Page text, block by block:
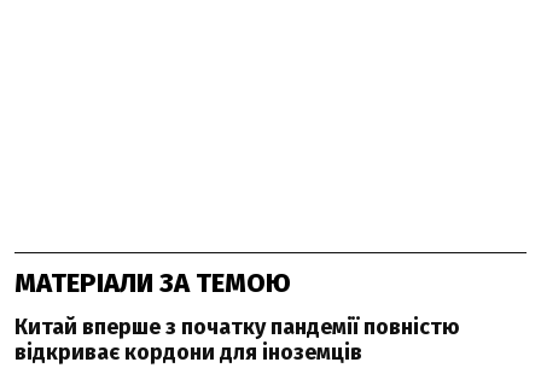
МАТЕРІАЛИ ЗА ТЕМОЮ
Китай вперше з початку пандемії повністю
відкриває кордони для іноземців